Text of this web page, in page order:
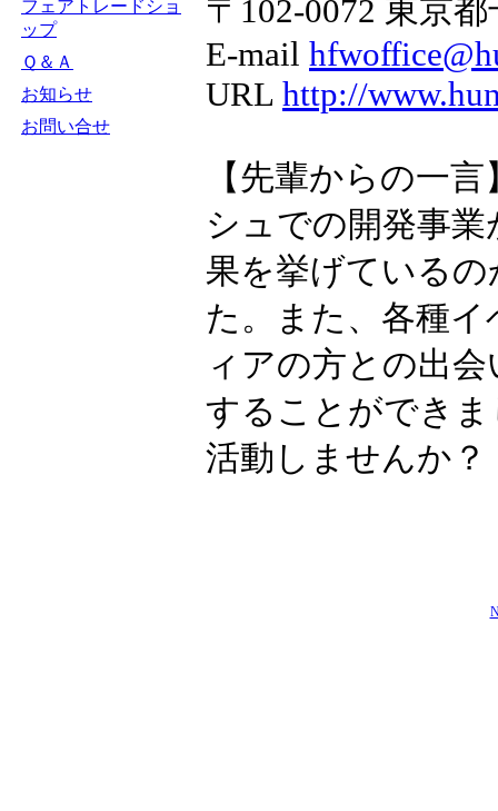
フェアトレードショ
ップ
Ｑ＆Ａ
お知らせ
お問い合せ
〒102-0072 東京
E-mail
URL http://
【先輩からの一
シュでの開発事
果を挙げている
た。また、各種
ィアの方との出
することができ
活動しませんか？